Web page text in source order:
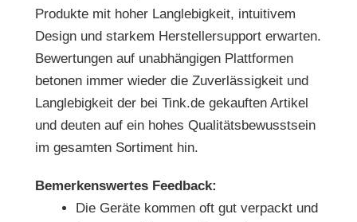
Produkte mit hoher Langlebigkeit, intuitivem
Design und starkem Herstellersupport erwarten.
Bewertungen auf unabhängigen Plattformen
betonen immer wieder die Zuverlässigkeit und
Langlebigkeit der bei Tink.de gekauften Artikel
und deuten auf ein hohes Qualitätsbewusstsein
im gesamten Sortiment hin.
Bemerkenswertes Feedback:
Die Geräte kommen oft gut verpackt und